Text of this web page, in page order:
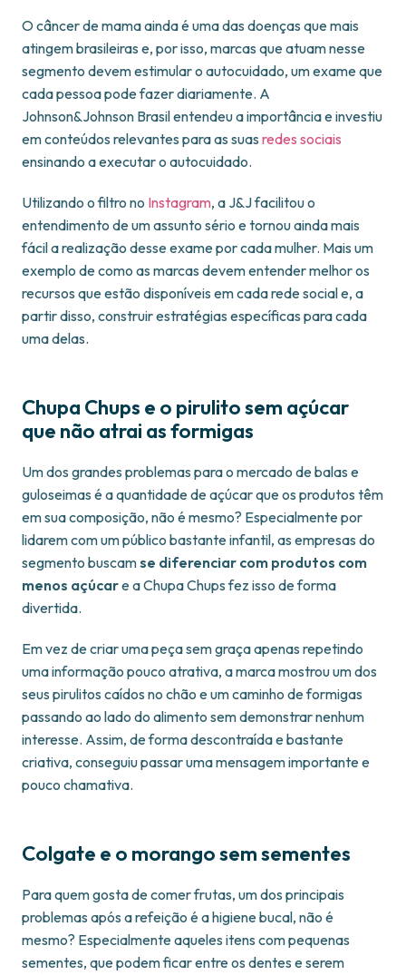
O câncer de mama ainda é uma das doenças que mais
atingem brasileiras e, por isso, marcas que atuam nesse
segmento devem estimular o autocuidado, um exame que
cada pessoa pode fazer diariamente. A
Johnson&Johnson Brasil entendeu a importância e investiu
em conteúdos relevantes para as suas redes sociais
ensinando a executar o autocuidado.
Utilizando o filtro no Instagram, a J&J facilitou o
entendimento de um assunto sério e tornou ainda mais
fácil a realização desse exame por cada mulher. Mais um
exemplo de como as marcas devem entender melhor os
recursos que estão disponíveis em cada rede social e, a
partir disso, construir estratégias específicas para cada
uma delas.
Chupa Chups e o pirulito sem açúcar
que não atrai as formigas
Um dos grandes problemas para o mercado de balas e
guloseimas é a quantidade de açúcar que os produtos têm
em sua composição, não é mesmo? Especialmente por
lidarem com um público bastante infantil, as empresas do
segmento buscamse diferenciar com produtos com
menos açúcare a Chupa Chups fez isso de forma
divertida.
Em vez de criar uma peça sem graça apenas repetindo
uma informação pouco atrativa, a marca mostrou um dos
seus pirulitos caídos no chão e um caminho de formigas
passando ao lado do alimento sem demonstrar nenhum
interesse. Assim, de forma descontraída e bastante
criativa, conseguiu passar uma mensagem importante e
pouco chamativa.
Colgate e o morango sem sementes
Para quem gosta de comer frutas, um dos principais
problemas após a refeição é a higiene bucal, não é
mesmo? Especialmente aqueles itens com pequenas
sementes, que podem ficar entre os dentes e serem